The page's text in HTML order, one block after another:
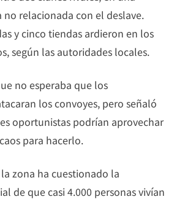
relacionada con el deslave.
y cinco tiendas ardieron en los
según las autoridades locales.
no esperaba que los
los convoyes, pero señaló
oportunistas podrían aprovechar
para hacerlo.
zona ha cuestionado la
de que casi 4.000 personas vivían